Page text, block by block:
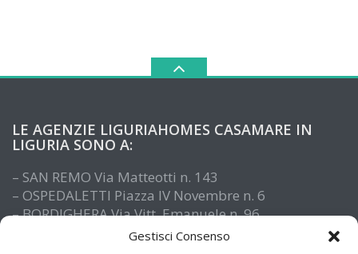
Gestisci Consenso
LE AGENZIE LIGURIAHOMES CASAMARE IN
LIGURIA SONO A:
– SAN REMO Via Matteotti n. 143
– OSPEDALETTI Piazza IV Novembre n. 6
– BORDIGHERA Via Vitt. Emanuele n. 96
– IMPERIA Piazza De Amicis n. 15